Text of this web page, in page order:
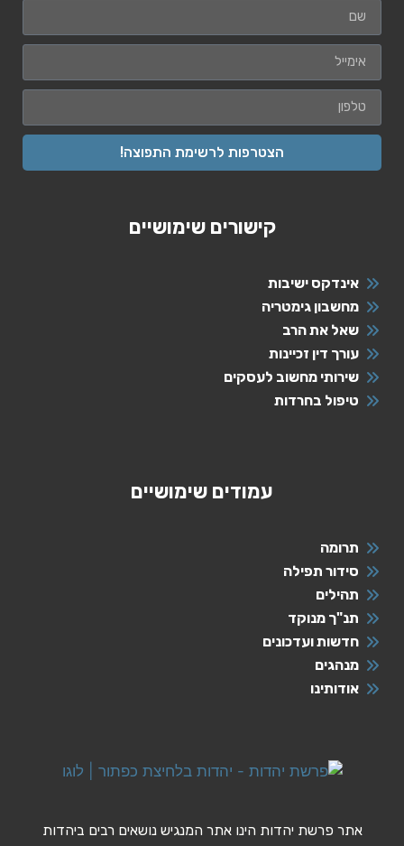
אתר פרשת יהדות הינו אתר המנגיש נושאים רבים ביהדות
עמודים שימושיים
תרומה
סידור תפילה
תהילים
תנ"ך מנוקד
חדשות ועדכונים
מנהגים
אודותינו
קישורים שימושיים
אינדקס ישיבות
מחשבון גימטריה
שאל את הרב
עורך דין זכיינות
שירותי מחשוב לעסקים
טיפול בחרדות
הצטרפות לרשימת התפוצה!